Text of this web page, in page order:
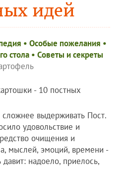
идей
• Особые пожелания •
стола • Советы и секреты
выдерживать Пост.
удовольствие и
очищения и
мыслей, эмоций, времени -
надоело, приелось,